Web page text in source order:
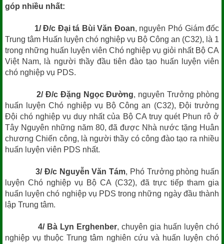
góp nhiều nhất:
1/ Đ/c Đại tá Bùi Văn Đoan, nguyên Phó Giám đốc
Trung tâm Huấn luyện chó nghiệp vụ Bộ Công an (C32), là 1
trong những huấn luyện viên Chó nghiệp vụ giỏi nhất Bộ CA
Việt Nam, là người thầy đầu tiên đào tạo huấn luyện viên
chó nghiệp vụ PDS.
2/ Đ/c Đặng Ngọc Đường, nguyên Trưởng phòng
huấn luyện Chó nghiệp vụ Bộ Công an (C32), Đội trưởng
Đội chó nghiệp vụ duy nhất của Bộ CA truy quét Phun rô ở
Tây Nguyên những năm 80, đã được Nhà nước tặng Huân
chương Chiến công, là người thầy có công đào tạo ra nhiều
huấn luyện viên PDS nhất.
3/ Đ/c Nguyễn Văn Tám, Phó Trưởng phòng huấn
luyện Chó nghiệp vụ Bộ CA (C32), đã trực tiếp tham gia
huấn luyện chó nghiệp vụ PDS trong những ngày đầu thành
lập Trung tâm.
4/ Bà Lyn Erghenber, chuyên gia huấn luyện chó
nghiệp vụ thuộc Trung tâm nghiên cứu và huấn luyện chó